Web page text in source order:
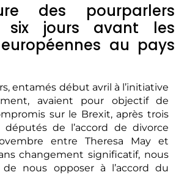
des pourparlers
six jours avant les
au pays
entamés début avril à l’initiative
avaient pour objectif de
sur le Brexit, après trois
de l’accord de divorce
entre Theresa May et
changement significatif, nous
nous opposer à l’accord du